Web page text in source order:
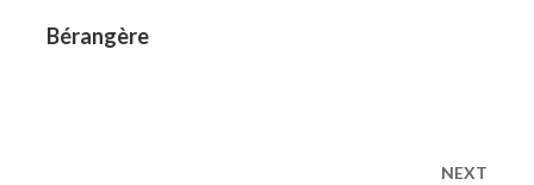
Previous
Bérangère
NEXT